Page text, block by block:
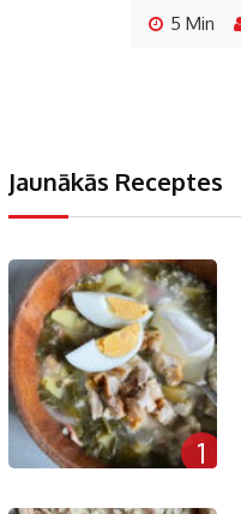
5 Min
Jaunākās Receptes
1